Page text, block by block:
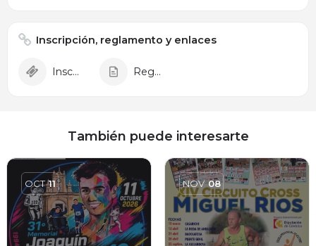
Inscripción, reglamento y enlaces
Inscripción Reglamento
También puede interesarte
OCT 11 NOV 08